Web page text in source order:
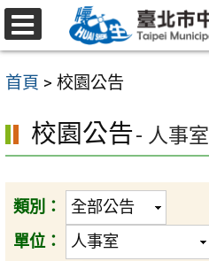
跳
至
要
容
首頁 > 校園公告
校園公告- 人事室
類別：
單位：
選
單